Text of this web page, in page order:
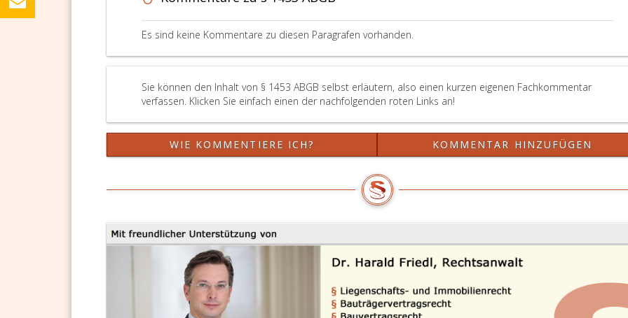
Es sind keine Kommentare zu diesen Paragrafen vorhanden.
Sie können den Inhalt von § 1453 ABGB selbst erläutern, also einen kurzen eigenen Fachkommentar
verfassen. Klicken Sie einfach einen der nachfolgenden roten Links an!
WIE KOMMENTIERE ICH? KOMMENTAR HINZUFÜGEN